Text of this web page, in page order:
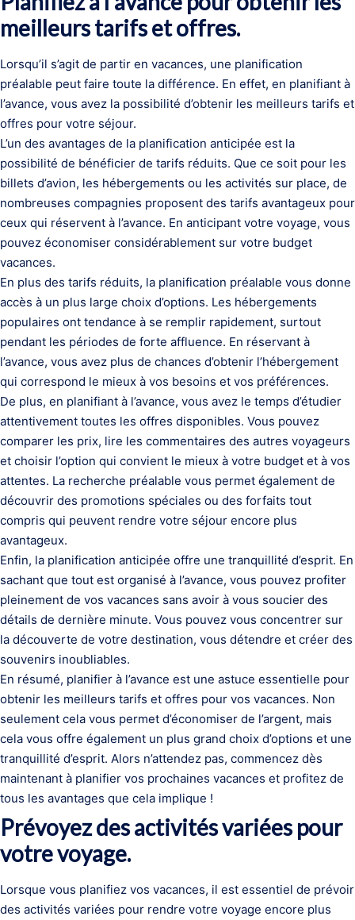
meilleurs tarifs et offres.
Lorsqu’il s’agit de partir en vacances, une planification
préalable peut faire toute la différence. En effet, en planifiant à
l’avance, vous avez la possibilité d’obtenir les meilleurs tarifs et
offres pour votre séjour.
L’un des avantages de la planification anticipée est la
possibilité de bénéficier de tarifs réduits. Que ce soit pour les
billets d’avion, les hébergements ou les activités sur place, de
nombreuses compagnies proposent des tarifs avantageux pour
ceux qui réservent à l’avance. En anticipant votre voyage, vous
pouvez économiser considérablement sur votre budget
vacances.
En plus des tarifs réduits, la planification préalable vous donne
accès à un plus large choix d’options. Les hébergements
populaires ont tendance à se remplir rapidement, surtout
pendant les périodes de forte affluence. En réservant à
l’avance, vous avez plus de chances d’obtenir l’hébergement
qui correspond le mieux à vos besoins et vos préférences.
De plus, en planifiant à l’avance, vous avez le temps d’étudier
attentivement toutes les offres disponibles. Vous pouvez
comparer les prix, lire les commentaires des autres voyageurs
et choisir l’option qui convient le mieux à votre budget et à vos
attentes. La recherche préalable vous permet également de
découvrir des promotions spéciales ou des forfaits tout
compris qui peuvent rendre votre séjour encore plus
avantageux.
Enfin, la planification anticipée offre une tranquillité d’esprit. En
sachant que tout est organisé à l’avance, vous pouvez profiter
pleinement de vos vacances sans avoir à vous soucier des
détails de dernière minute. Vous pouvez vous concentrer sur
la découverte de votre destination, vous détendre et créer des
souvenirs inoubliables.
En résumé, planifier à l’avance est une astuce essentielle pour
obtenir les meilleurs tarifs et offres pour vos vacances. Non
seulement cela vous permet d’économiser de l’argent, mais
cela vous offre également un plus grand choix d’options et une
tranquillité d’esprit. Alors n’attendez pas, commencez dès
maintenant à planifier vos prochaines vacances et profitez de
tous les avantages que cela implique !
Prévoyez des activités variées pour
votre voyage.
Lorsque vous planifiez vos vacances, il est essentiel de prévoir
des activités variées pour rendre votre voyage encore plus